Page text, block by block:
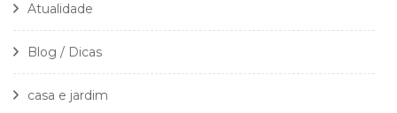
Atualidade
Blog / Dicas
casa e jardim